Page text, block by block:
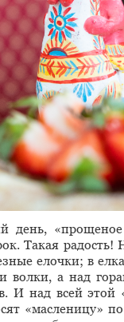
день,
Такая
елочки; в
волки, а над
над всей этой
«масленицу»